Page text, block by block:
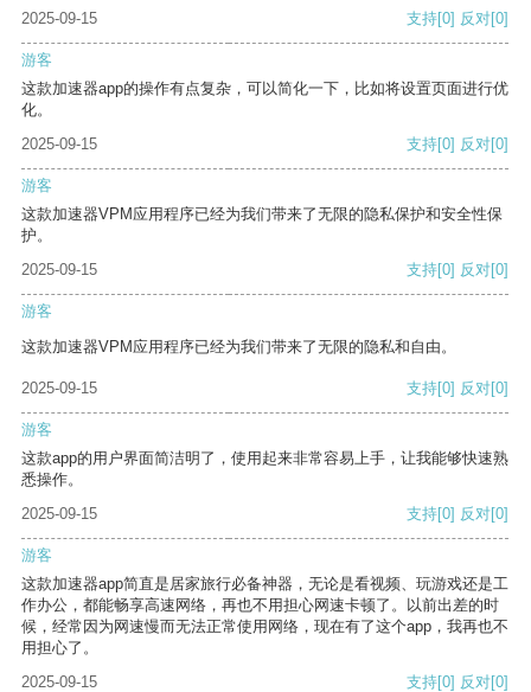
2025-09-15
支持[0] 反对[0]
游客
这款加速器app的操作有点复杂，可以简化一下，比如将设置页面进行优
化。
2025-09-15
支持[0] 反对[0]
游客
这款加速器VPM应用程序已经为我们带来了无限的隐私保护和安全性保
护。
2025-09-15
支持[0] 反对[0]
游客
这款加速器VPM应用程序已经为我们带来了无限的隐私和自由。
2025-09-15 支持[0] 反对[0]
游客
这款app的用户界面简洁明了，使用起来非常容易上手，让我能够快速熟
悉操作。
2025-09-15
支持[0] 反对[0]
游客
这款加速器app简直是居家旅行必备神器，无论是看视频、玩游戏还是工
作办公，都能畅享高速网络，再也不用担心网速卡顿了。以前出差的时
候，经常因为网速慢而无法正常使用网络，现在有了这个app，我再也不
用担心了。
2025-09-15
支持[0] 反对[0]